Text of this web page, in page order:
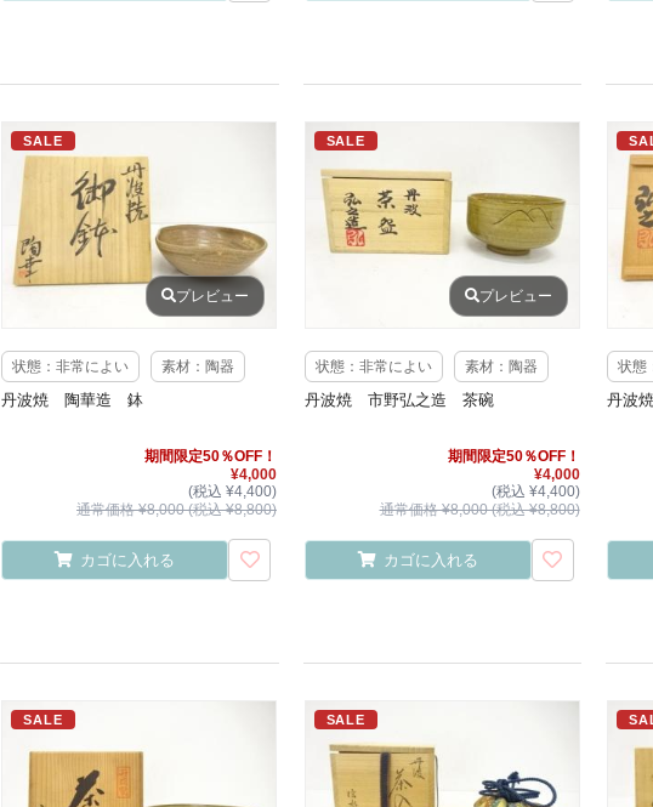
SALE
プレビュー
状態：非常によい 素材：陶器
丹波焼 陶華造 鉢
期間限定50％OFF！
¥4,000
(税込 ¥4,400)
通常価格 ¥8,000 (税込 ¥8,800)
カゴに入れる
SALE
プレビュー
状態：非常によい 素材：陶器
丹波焼 市野弘之造 茶碗
期間限定50％OFF！
¥4,000
(税込 ¥4,400)
通常価格 ¥8,000 (税込 ¥8,800)
カゴに入れる
状態
丹波
SALE SALE